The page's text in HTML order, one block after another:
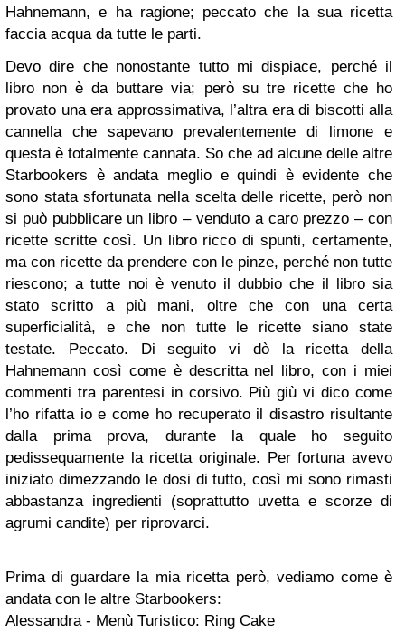
Hahnemann, e ha ragione; peccato che la sua ricetta
faccia acqua da tutte le parti.
Devo dire che nonostante tutto mi dispiace, perché il
libro non è da buttare via; però su tre ricette che ho
provato una era approssimativa, l’altra era di biscotti alla
cannella che sapevano prevalentemente di limone e
questa è totalmente cannata. So che ad alcune delle altre
Starbookers è andata meglio e quindi è evidente che
sono stata sfortunata nella scelta delle ricette, però non
si può pubblicare un libro – venduto a caro prezzo – con
ricette scritte così. Un libro ricco di spunti, certamente,
ma con ricette da prendere con le pinze, perché non tutte
riescono; a tutte noi è venuto il dubbio che il libro sia
stato scritto a più mani, oltre che con una certa
superficialità, e che non tutte le ricette siano state
testate. Peccato. Di seguito vi dò la ricetta della
Hahnemann così come è descritta nel libro, con i miei
commenti tra parentesi in corsivo. Più giù vi dico come
l’ho rifatta io e come ho recuperato il disastro risultante
dalla prima prova, durante la quale ho seguito
pedissequamente la ricetta originale. Per fortuna avevo
iniziato dimezzando le dosi di tutto, così mi sono rimasti
abbastanza ingredienti (soprattutto uvetta e scorze di
agrumi candite) per riprovarci.
Prima di guardare la mia ricetta però, vediamo come è
andata con le altre Starbookers:
Alessandra - Menù Turistico: Ring Cake